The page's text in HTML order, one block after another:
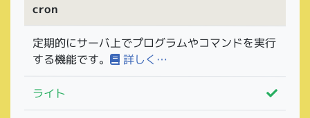
cron
定期的にサーバ上でプログラムやコマンドを実行
する機能です。 詳しく…
ライト